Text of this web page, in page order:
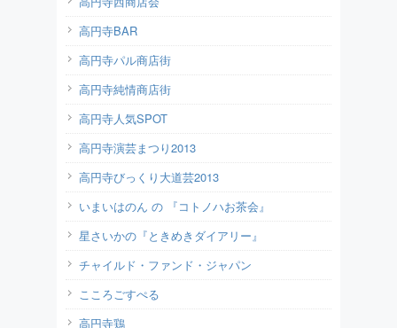
高円寺BAR
高円寺パル商店街
高円寺純情商店街
高円寺人気SPOT
高円寺演芸まつり2013
高円寺びっくり大道芸2013
いまいはのん の 『コトノハお茶会』
星さいかの『ときめきダイアリー』
チャイルド・ファンド・ジャパン
こころごすぺる
高円寺鶏